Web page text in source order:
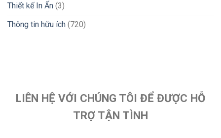
Thiết kế In Ấn (3)
Thông tin hữu ích (720)
LIÊN HỆ VỚI CHÚNG TÔI ĐỂ ĐƯỢC HỖ
TRỢ TẬN TÌNH